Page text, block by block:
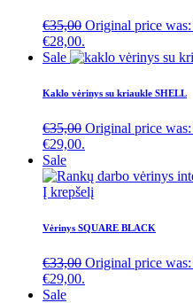
€35,00 Original price
€28,00.
Sale
Kaklo vėrinys su kriaukle SHELL
€35,00 Original price
€29,00.
Sale
Į krepšelį
Vėrinys SQUARE BLACK
€33,00 Original price
€29,00.
Sale